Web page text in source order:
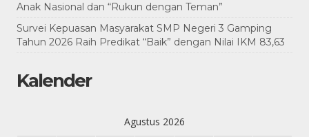
Anak Nasional dan “Rukun dengan Teman”
Survei Kepuasan Masyarakat SMP Negeri 3 Gamping
Tahun 2026 Raih Predikat “Baik” dengan Nilai IKM 83,63
Kalender
Agustus 2026